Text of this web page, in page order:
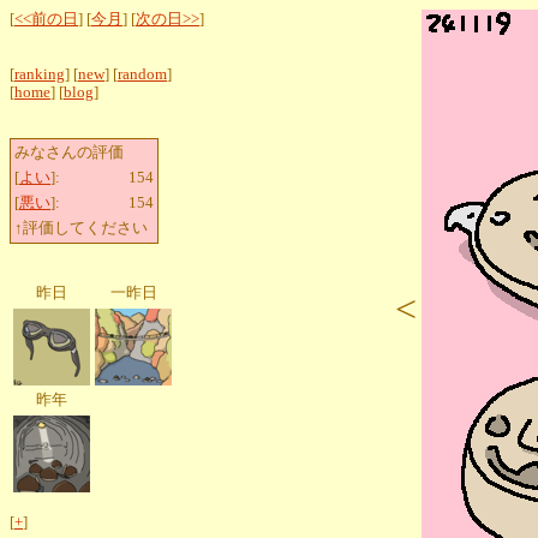
[<<前の日 ] [今月 ] [次の日>>]
[ranking] [new] [random]
[home] [blog]
みなさんの評価
[よい]:
154
[悪い]:
154
↑評価してください
昨日 一昨日
昨年
[+]
<